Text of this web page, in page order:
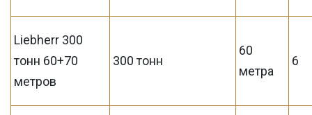
Liebherr 300
тонн 60+70
метров
300 тонн
60
метра
6